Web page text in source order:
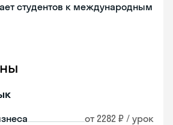
студентов к международным
от 2282 ₽ / урок